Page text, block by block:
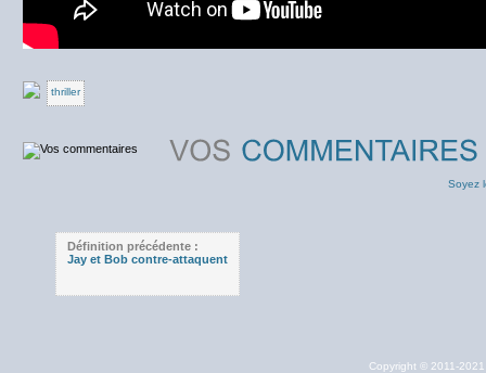
thriller
Soyez
Définition précédente :
Jay et Bob contre-attaquent
Copyright © 2011-